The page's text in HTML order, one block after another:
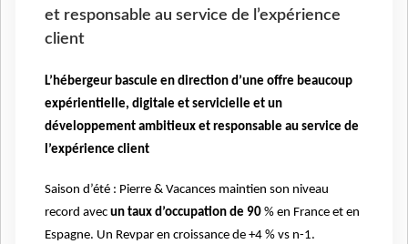
et responsable au service de l’expérience
client
L’hébergeur bascule en direction d’une offre beaucoup
expérientielle, digitale et servicielle et un
développement ambitieux et responsable au service de
l’expérience client
Saison d’été : Pierre & Vacances maintien son niveau
record avec un taux d’occupation de 90 % en France et en
Espagne. Un Revpar en croissance de +4 % vs n-1.